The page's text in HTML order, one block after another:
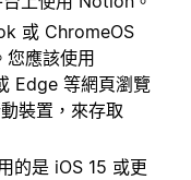
或 ChromeOS
您應該使用
Edge 等網頁瀏覽
裝置，來存取
的是 iOS 15 或更